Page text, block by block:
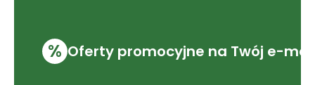
% Oferty promocyjne na Twój e-mail